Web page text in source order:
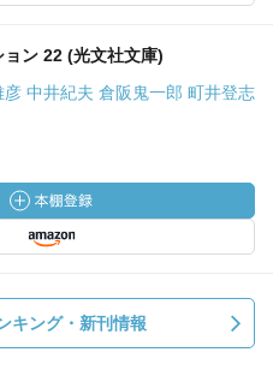
ン 22 (光文社文庫)
中井紀夫 倉阪鬼一郎 町井登志
キング・新刊情報